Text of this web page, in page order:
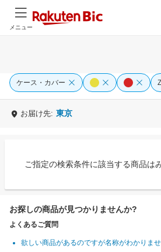
メニュー
ケース・カバー
お届け先: 東京
ご指定の検索条件に該当する商品は
お探しの商品が見つかりませんか?
よくあるご質問
欲しい商品があるのですが名称がわかりま